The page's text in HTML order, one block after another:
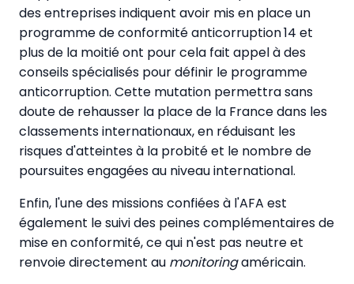
des entreprises indiquent avoir mis en place un
programme de conformité anticorruption 14 et
plus de la moitié ont pour cela fait appel à des
conseils spécialisés pour définir le programme
anticorruption. Cette mutation permettra sans
doute de rehausser la place de la France dans les
classements internationaux, en réduisant les
risques d'atteintes à la probité et le nombre de
poursuites engagées au niveau international.
Enfin, l'une des missions confiées à l'AFA est
également le suivi des peines complémentaires de
mise en conformité, ce qui n'est pas neutre et
renvoie directement au monitoringaméricain.